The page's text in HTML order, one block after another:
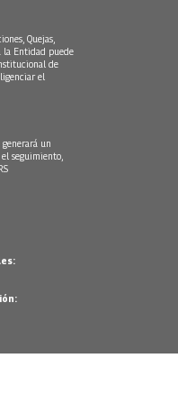
Quejas,
la Entidad puede
de
el
un
seguimiento,